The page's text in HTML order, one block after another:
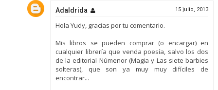
Adaldrida 15 julio, 2013
Hola Yudy, gracias por tu comentario.
Mis libros se pueden comprar (o encargar) en
cualquier librería que venda poesía, salvo los dos
de la editorial Númenor (Magia y Las siete barbies
solteras), que son ya muy muy difíciles de
encontrar...